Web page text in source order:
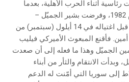
أثناء الحرب الأهلية، بعدما
اجتاحت إسرائيل لبنان عام 1982، وفرضت بشير الجميّل –
حليفها– رئيساً للجمهورية، قبل اغتياله في 14 أيلول (سبتمبر) من
فأقنع المبعوث الأميركي فيليب
الجميّل وهذا ما فعله إلى أن صعدت
وبدأت الانتقام والثأر من أبناء
إلى سوريا التي أمّنت له الدعم